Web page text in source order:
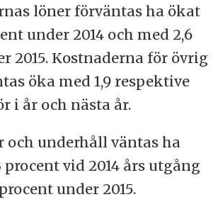
löner förväntas ha ökat
under 2014 och med 2,6
2015. Kostnaderna för övrig
öka med 1,9 respektive
i år och nästa år.
och underhåll väntas ha
procent vid 2014 års utgång
under 2015.